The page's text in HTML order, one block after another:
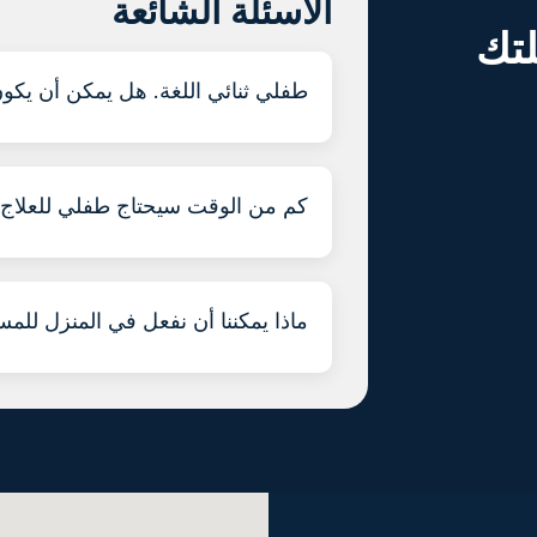
الأسئلة الشائعة
طفلي ثنائي اللغة. هل يمكن أن
كم من الوقت سيحتاج طفلي
ماذا يمكننا أن نفعل في المنزل